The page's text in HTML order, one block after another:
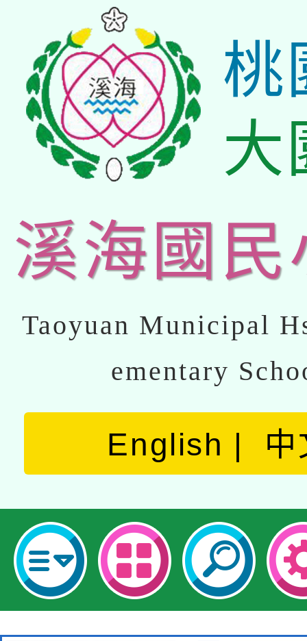
桃
大
溪海國民
Taoyuan Municipal
ementary
English 中